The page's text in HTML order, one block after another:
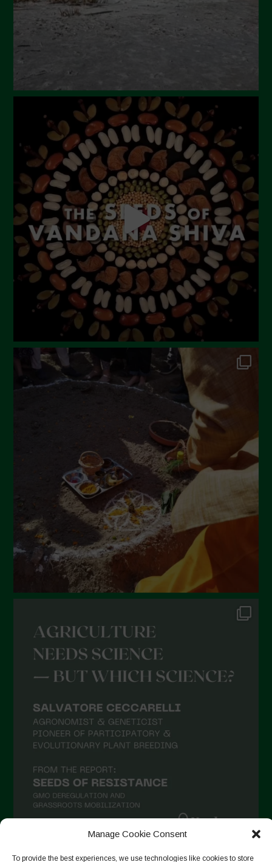
Manage Cookie Consent
To provide the best experiences, we use technologies like cookies to store
Marzo 2024
Febbraio 2024
Ottobre 2023
Settembre 2023
Agosto 2023
Luglio 2023
Giugno 2023
Maggio 2023
Aprile 2023
Marzo 2023
Febbraio 2023
Dicembre 2022
Novembre 2022
Ottobre 2022
Settembre 2022
Aprile 2022
Febbraio 2022
Gennaio 2022
Dicembre 2021
Novembre 2021
Settembre 2021
Agosto 2021
Luglio 2021
Aprile 2021
Febbraio 2021
Gennaio 2021